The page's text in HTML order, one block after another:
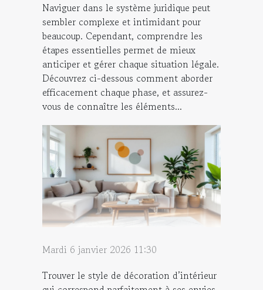
Naviguer dans le système juridique peut
sembler complexe et intimidant pour
beaucoup. Cependant, comprendre les
étapes essentielles permet de mieux
anticiper et gérer chaque situation légale.
Découvrez ci-dessous comment aborder
efficacement chaque phase, et assurez-
vous de connaître les éléments...
Mardi 6 janvier 2026 11:30
Trouver le style de décoration d’intérieur